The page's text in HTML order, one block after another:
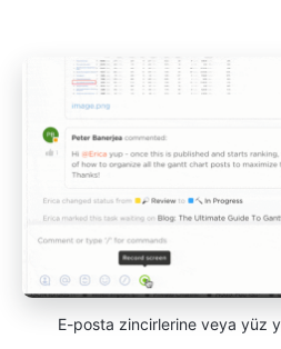
E-posta zincirlerine veya yüz